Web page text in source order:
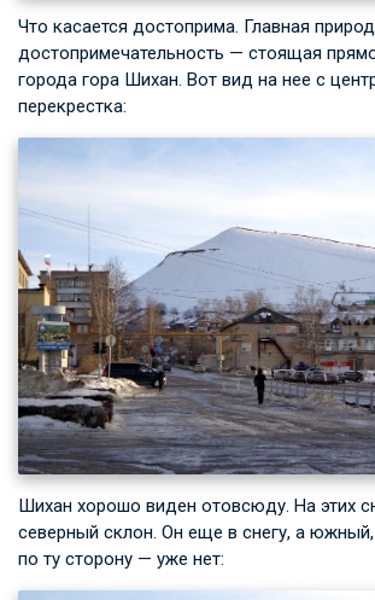
Что касается достоприма. Главная
достопримечательность — стоящая
города гора Шихан. Вот вид на нее с
перекрестка:
Шихан хорошо виден отовсюду. На этих
северный склон. Он еще в снегу, а
по ту сторону — уже нет: